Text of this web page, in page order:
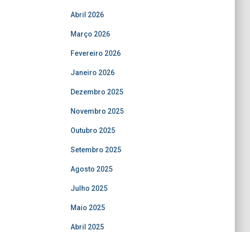
Abril 2026
Março 2026
Fevereiro 2026
Janeiro 2026
Dezembro 2025
Novembro 2025
Outubro 2025
Setembro 2025
Agosto 2025
Julho 2025
Maio 2025
Abril 2025